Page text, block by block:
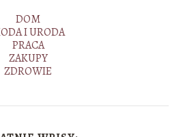
DOM
I URODA
PRACA
ZAKUPY
ZDROWIE